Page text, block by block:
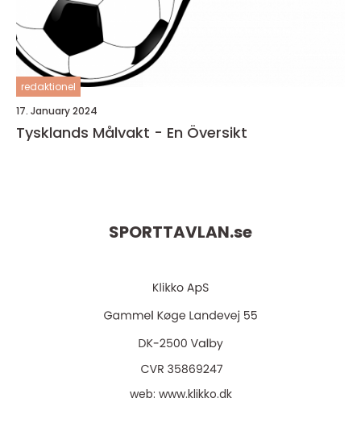
redaktionel
17. January 2024
Tysklands Målvakt - En Översikt
SPORTTAVLAN.se
web: www.klikko.dk